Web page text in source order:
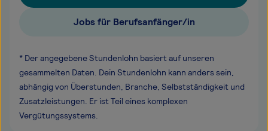
Jobs für Berufsanfänger/in
* Der angegebene Stundenlohn basiert auf unseren
gesammelten Daten. Dein Stundenlohn kann anders sein,
abhängig von Überstunden, Branche, Selbstständigkeit und
Zusatzleistungen. Er ist Teil eines komplexen
Vergütungssystems.